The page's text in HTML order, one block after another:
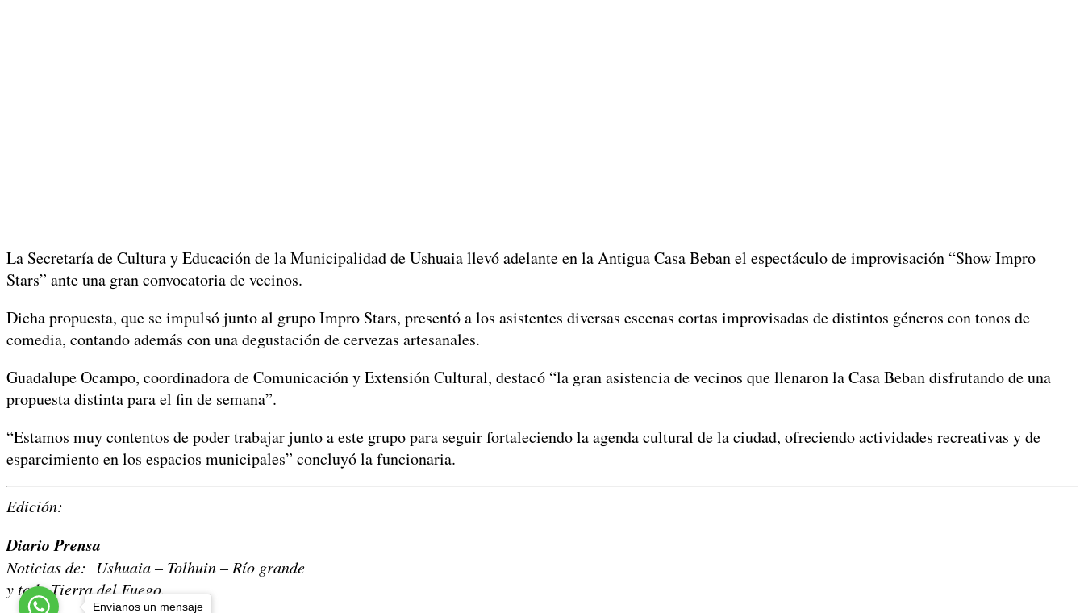
La Secretaría de Cultura y Educación de la Municipalidad de Ushuaia llevó adelante en la Antigua Casa Beban el espectáculo de improvisación “Show Impro
Stars” ante una gran convocatoria de vecinos.
Dicha propuesta, que se impulsó junto al grupo Impro Stars, presentó a los asistentes diversas escenas cortas improvisadas de distintos géneros con tonos de
comedia, contando además con una degustación de cervezas artesanales.
Guadalupe Ocampo, coordinadora de Comunicación y Extensión Cultural, destacó “la gran asistencia de vecinos que llenaron la Casa Beban disfrutando de una
propuesta distinta para el fin de semana”.
“Estamos muy contentos de poder trabajar junto a este grupo para seguir fortaleciendo la agenda cultural de la ciudad, ofreciendo actividades recreativas y de
esparcimiento en los espacios municipales” concluyó la funcionaria.
Edición:
Diario Prensa
Noticias de: Ushuaia – Tolhuin – Río grande
y toda Tierra del Fuego.
Envíanos un mensaje